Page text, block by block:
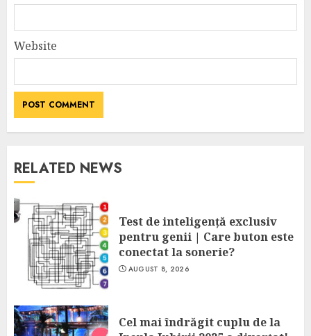
Website
RELATED NEWS
Test de inteligență exclusiv
pentru genii | Care buton este
conectat la sonerie?
AUGUST 8, 2026
Cel mai îndrăgit cuplu de la